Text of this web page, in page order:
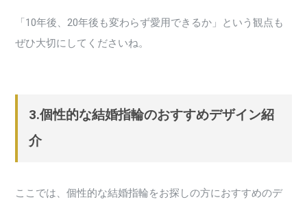
「10年後、20年後も変わらず愛用できるか」という観点も
ぜひ大切にしてくださいね。
3.個性的な結婚指輪のおすすめデザイン紹
介
ここでは、個性的な結婚指輪をお探しの方におすすめのデ